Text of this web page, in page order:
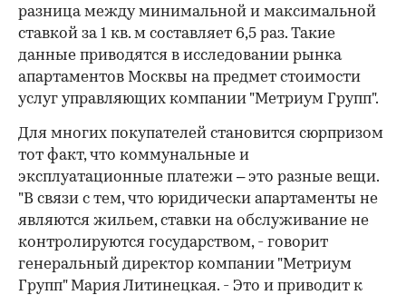
разница между минимальной и максимальной
ставкой за 1 кв. м составляет 6,5 раз. Такие
данные приводятся в исследовании рынка
апартаментов Москвы на предмет стоимости
услуг управляющих компании "Метриум Групп".
Для многих покупателей становится сюрпризом
тот факт, что коммунальные и
эксплуатационные платежи – это разные вещи.
"В связи с тем, что юридически апартаменты не
являются жильем, ставки на обслуживание не
контролируются государством, - говорит
генеральный директор компании "Метриум
Групп" Мария Литинецкая. - Это и приводит к